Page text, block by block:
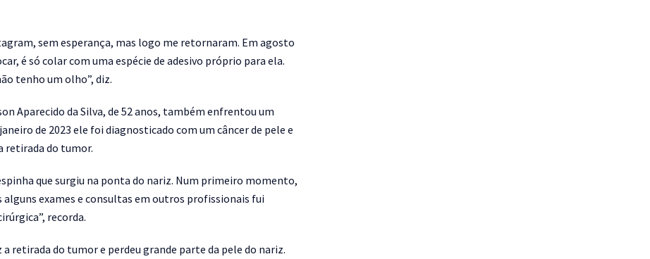
sem esperança, mas logo me retornaram. Em agosto
é só colar com uma espécie de adesivo próprio para ela.
tenho um olho”, diz.
Aparecido da Silva, de 52 anos, também enfrentou um
de 2023 ele foi diagnosticado com um câncer de pele e
retirada do tumor.
que surgiu na ponta do nariz. Num primeiro momento,
alguns exames e consultas em outros profissionais fui
recorda.
retirada do tumor e perdeu grande parte da pele do nariz.